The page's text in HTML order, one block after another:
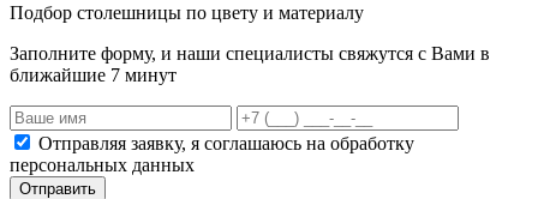
Подбор столешницы по цвету и материалу
Заполните форму, и наши специалисты свяжутся с Вами в
ближайшие 7 минут
Отправляя заявку, я соглашаюсь на обработку
персональных данных
Отправить